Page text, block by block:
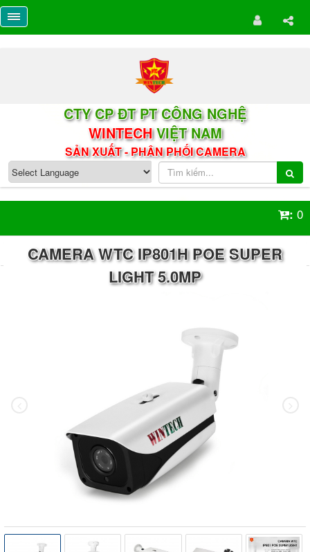
CTY CP ĐT PT CÔNG NGHỆ
WINTECHVIỆT NAM
SẢN XUẤT - PHÂN PHỐI CAMERA
: 0
CAMERA WTC IP801H POE SUPER
LIGHT 5.0MP